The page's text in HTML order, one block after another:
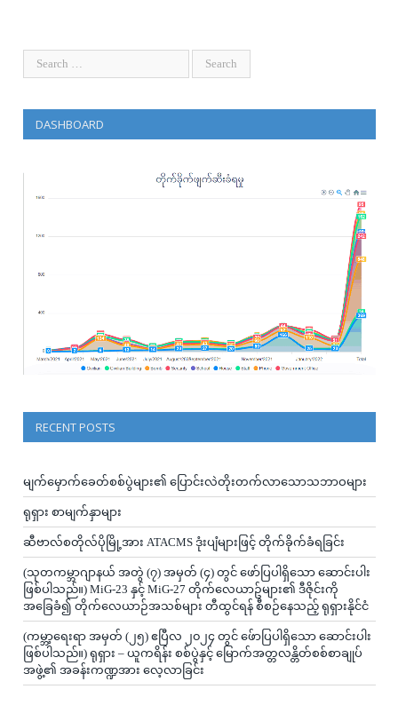
DASHBOARD
RECENT POSTS
မျက်မှောက်ခေတ်စစ်ပွဲများ၏ ပြောင်းလဲတိုးတက်လာသောသဘာဝများ
ရုရှား စာမျက်နှာများ
ဆီဗာလ်စတိုလ်ပိုမြို့အား ATACMS ဒုံးပျံများဖြင့် တိုက်ခိုက်ခံရခြင်း
(သုတကမ္ဘာဂျာနယ် အတွဲ (၇) အမှတ် (၄) တွင် ဖော်ပြပါရှိသော ဆောင်းပါး
ဖြစ်ပါသည်။) MiG-23 နှင့် MiG-27 တိုက်လေယာဥ်များ၏ ဒီဇိုင်းကို
အခြေခံ၍ တိုက်လေယာဉ်အသစ်များ တီထွင်ရန် စီစဉ်နေသည့် ရုရှားနိုင်ငံ
(ကမ္ဘာ့ရေးရာ အမှတ် (၂၅) ဧပြီလ ၂၀၂၄ တွင် ဖ်ောပြပါရှိသော ဆောင်းပါး
ဖြစ်ပါသည်။) ရုရှား – ယူကရိန်း စစ်ပွဲနှင့် မြောက်အတ္တလန္တိတ်စစ်စာချုပ်
အဖွဲ့၏ အခန်းကဏ္ဍအား လေ့လာခြင်း